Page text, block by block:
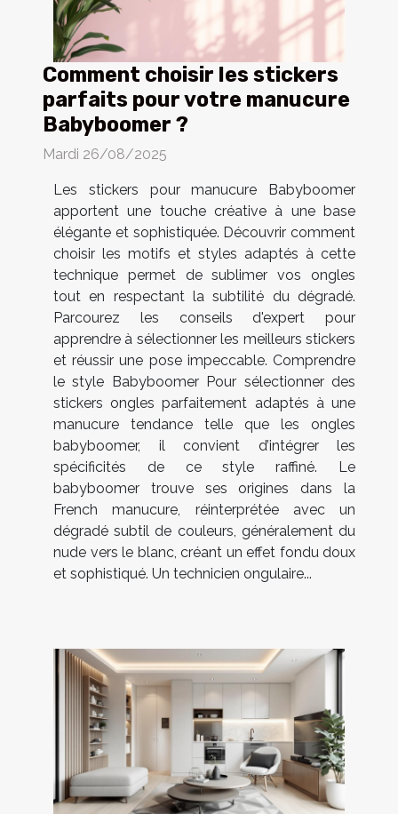
Comment choisir les stickers
parfaits pour votre manucure
Babyboomer ?
Mardi 26/08/2025
Les stickers pour manucure Babyboomer
apportent une touche créative à une base
élégante et sophistiquée. Découvrir comment
choisir les motifs et styles adaptés à cette
technique permet de sublimer vos ongles
tout en respectant la subtilité du dégradé.
Parcourez les conseils d'expert pour
apprendre à sélectionner les meilleurs stickers
et réussir une pose impeccable. Comprendre
le style Babyboomer Pour sélectionner des
stickers ongles parfaitement adaptés à une
manucure tendance telle que les ongles
babyboomer, il convient d’intégrer les
spécificités de ce style raffiné. Le
babyboomer trouve ses origines dans la
French manucure, réinterprétée avec un
dégradé subtil de couleurs, généralement du
nude vers le blanc, créant un effet fondu doux
et sophistiqué. Un technicien ongulaire...